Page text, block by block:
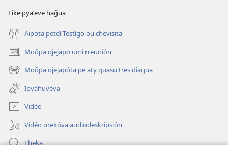
Eike pyaʼeve hag̃ua
Aipota peteĩ Testígo ou chevisita
Moõpa ojejapo umi rreunión
(abre
una
nueva
ventana)
Moõpa ojejapóta pe aty guasu tres diagua
(abre
una
nueva
ventana)
Ipyahuvéva
Vidéo
Vidéo orekóva audiodeskripsión
Eheka